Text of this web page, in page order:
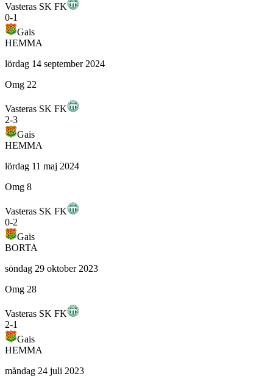
Vasteras SK FK
0-1
Gais
HEMMA
lördag 14 september 2024
Omg 22
Vasteras SK FK
2-3
Gais
HEMMA
lördag 11 maj 2024
Omg 8
Vasteras SK FK
0-2
Gais
BORTA
söndag 29 oktober 2023
Omg 28
Vasteras SK FK
2-1
Gais
HEMMA
måndag 24 juli 2023